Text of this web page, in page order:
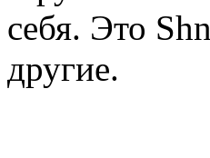
себя. Это
другие.